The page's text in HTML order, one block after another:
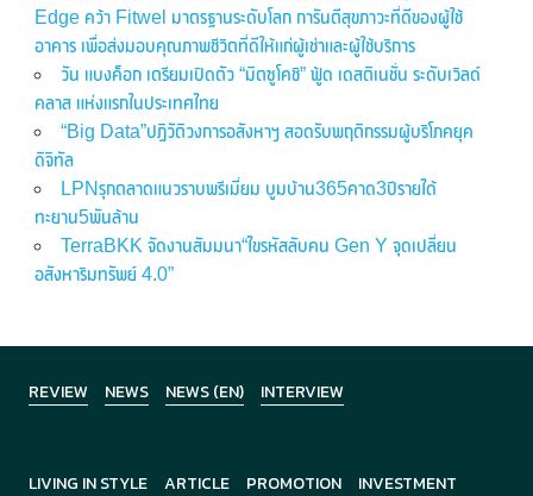
Edge คว้า Fitwel มาตรฐานระดับโลก การันตีสุขภาวะที่ดีของผู้ใช้
อาคาร เพื่อส่งมอบคุณภาพชีวิตที่ดีให้แก่ผู้เช่าและผู้ใช้บริการ
วัน แบงค็อก เตรียมเปิดตัว “มิตซูโคชิ” ฟู้ด เดสติเนชั่น ระดับเวิลด์
คลาส แห่งแรกในประเทศไทย
“Big Data”ปฏิวัติวงการอสังหาฯ สอดรับพฤติกรรมผู้บริโภคยุค
ดิจิทัล
LPNรุกตลาดแนวราบพรีเมี่ยม บูมบ้าน365คาด3ปีรายได้
ทะยาน5พันล้าน
TerraBKK จัดงานสัมมนา“ไขรหัสลับคน Gen Y จุดเปลี่ยน
อสังหาริมทรัพย์ 4.0”
REVIEW NEWS NEWS (EN) INTERVIEW
LIVING IN STYLE ARTICLE PROMOTION INVESTMENT